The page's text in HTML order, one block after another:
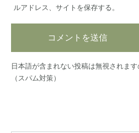
ルアドレス、サイトを保存する。
日本語が含まれない投稿は無視されます
（スパム対策）